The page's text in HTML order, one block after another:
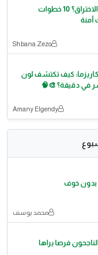
كيف تحمي حساباتك من الاختراق؟ 10 خطوات
آمنة
Shbana Zezo
كيف تكتشف لون
في دقيقة؟ 🎨🧠
Amany Elgendy
بدون خوف
محمد يوسف
الناجحون فرصا يراها